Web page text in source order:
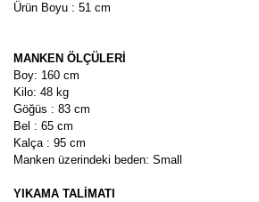
Ürün Boyu : 51 cm
MANKEN ÖLÇÜLERİ
Boy: 160 cm
Kilo: 48 kg
Göğüs : 83 cm
Bel : 65 cm
Kalça : 95 cm
Manken üzerindeki beden: Small
YIKAMA TALİMATI